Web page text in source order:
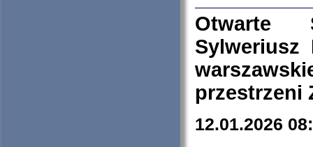
Otwarte
Sylweriusz
przestrzeni
12.01.2026